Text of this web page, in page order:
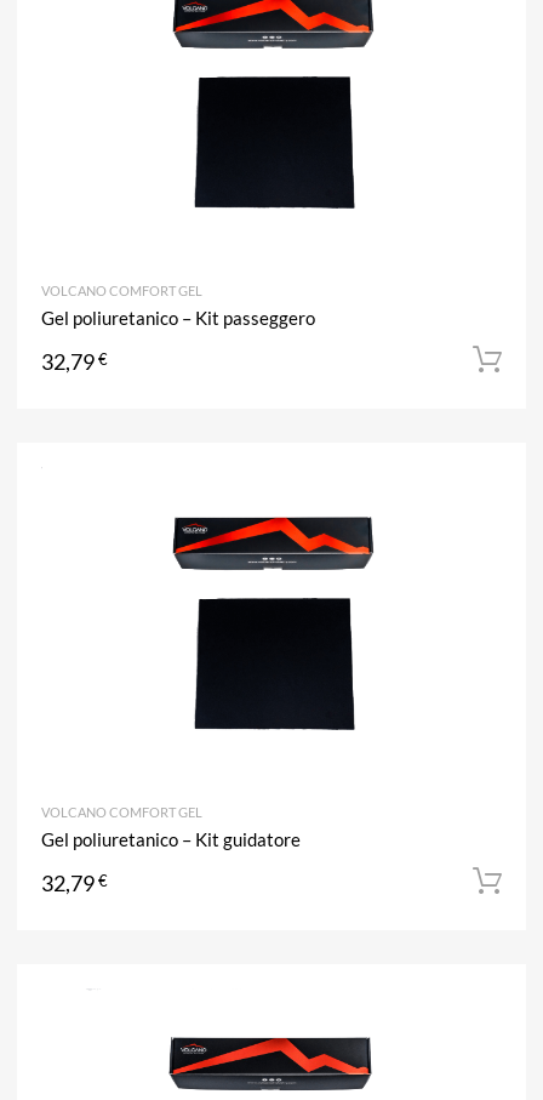
VOLCANO COMFORT GEL
Gel poliuretanico – Kit passeggero
32,79€
VOLCANO COMFORT GEL
Gel poliuretanico – Kit guidatore
32,79€